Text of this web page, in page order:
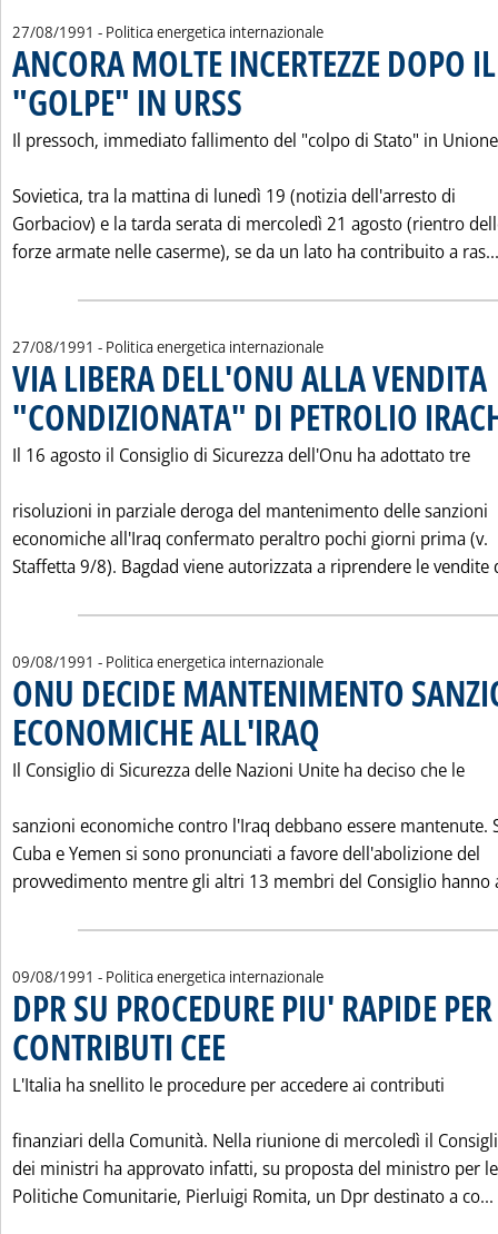
27/08/1991 - Politica energetica internazionale
ANCORA MOLTE INCERTEZZE DOPO
"GOLPE" IN URSS
Il pressoch‚ immediato fallimento del "colpo di Stato" in Unione
Sovietica, tra la mattina di lunedì 19 (notizia dell'arresto di
Gorbaciov) e la tarda serata di mercoledì 21 agosto (rientro
forze armate nelle caserme), se da un lato ha contribuito a ras...
27/08/1991 - Politica energetica internazionale
VIA LIBERA DELL'ONU ALLA VENDITA
"CONDIZIONATA" DI PETROLIO
Il 16 agosto il Consiglio di Sicurezza dell'Onu ha adottato tre
risoluzioni in parziale deroga del mantenimento delle sanzioni
economiche all'Iraq confermato peraltro pochi giorni prima (v.
Staffetta 9/8). Bagdad viene autorizzata a riprendere le vendite
09/08/1991 - Politica energetica internazionale
ONU DECIDE MANTENIMENTO
ECONOMICHE ALL'IRAQ
Il Consiglio di Sicurezza delle Nazioni Unite ha deciso che le
sanzioni economiche contro l'Iraq debbano essere mantenute.
Cuba e Yemen si sono pronunciati a favore dell'abolizione del
provvedimento mentre gli altri 13 membri del Consiglio hanno
09/08/1991 - Politica energetica internazionale
DPR SU PROCEDURE PIU' RAPIDE
CONTRIBUTI CEE
L'Italia ha snellito le procedure per accedere ai contributi
finanziari della Comunità. Nella riunione di mercoledì il
dei ministri ha approvato infatti, su proposta del ministro per le
Politiche Comunitarie, Pierluigi Romita, un Dpr destinato a co...